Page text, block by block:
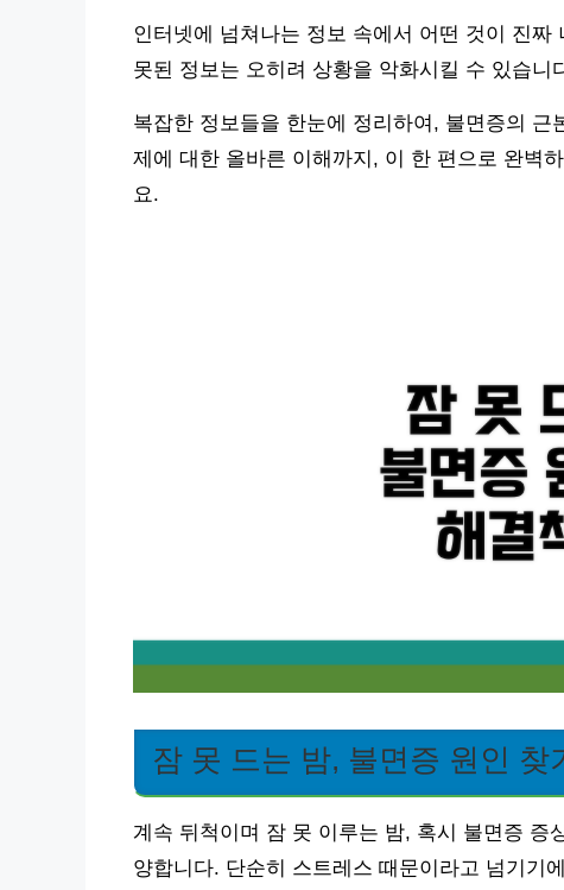
인터넷에 넘쳐나는 정보 속에서 어떤 것이 진
못된 정보는 오히려 상황을 악화시킬 수 있습니
복잡한 정보들을 한눈에 정리하여, 불면증의
제에 대한 올바른 이해까지, 이 한 편으로 완벽
요.
잠 못 드는 밤, 불면증 원인 찾
계속 뒤척이며 잠 못 이루는 밤, 혹시 불면증 증
양합니다. 단순히 스트레스 때문이라고 넘기기